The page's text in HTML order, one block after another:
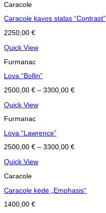
Caracole
Caracole kavos stalas “Contrast”
2250,00 €
Quick View
Furmanac
Lova “Bollin”
2500,00 € – 3300,00 €
Quick View
Furmanac
Lova “Lawrence”
2500,00 € – 3300,00 €
Quick View
Caracole
Caracole kėdė „Emphasis“
1400,00 €